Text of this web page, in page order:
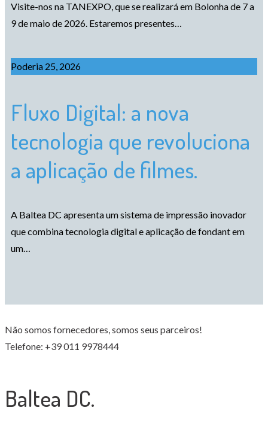
Visite-nos na TANEXPO, que se realizará em Bolonha de 7 a
9 de maio de 2026. Estaremos presentes…
Poderia 25, 2026
Fluxo Digital: a nova
tecnologia que revoluciona
a aplicação de filmes.
A Baltea DC apresenta um sistema de impressão inovador
que combina tecnologia digital e aplicação de fondant em
um…
Não somos fornecedores, somos seus parceiros!
Telefone: +39 011 9978444
Baltea DC.